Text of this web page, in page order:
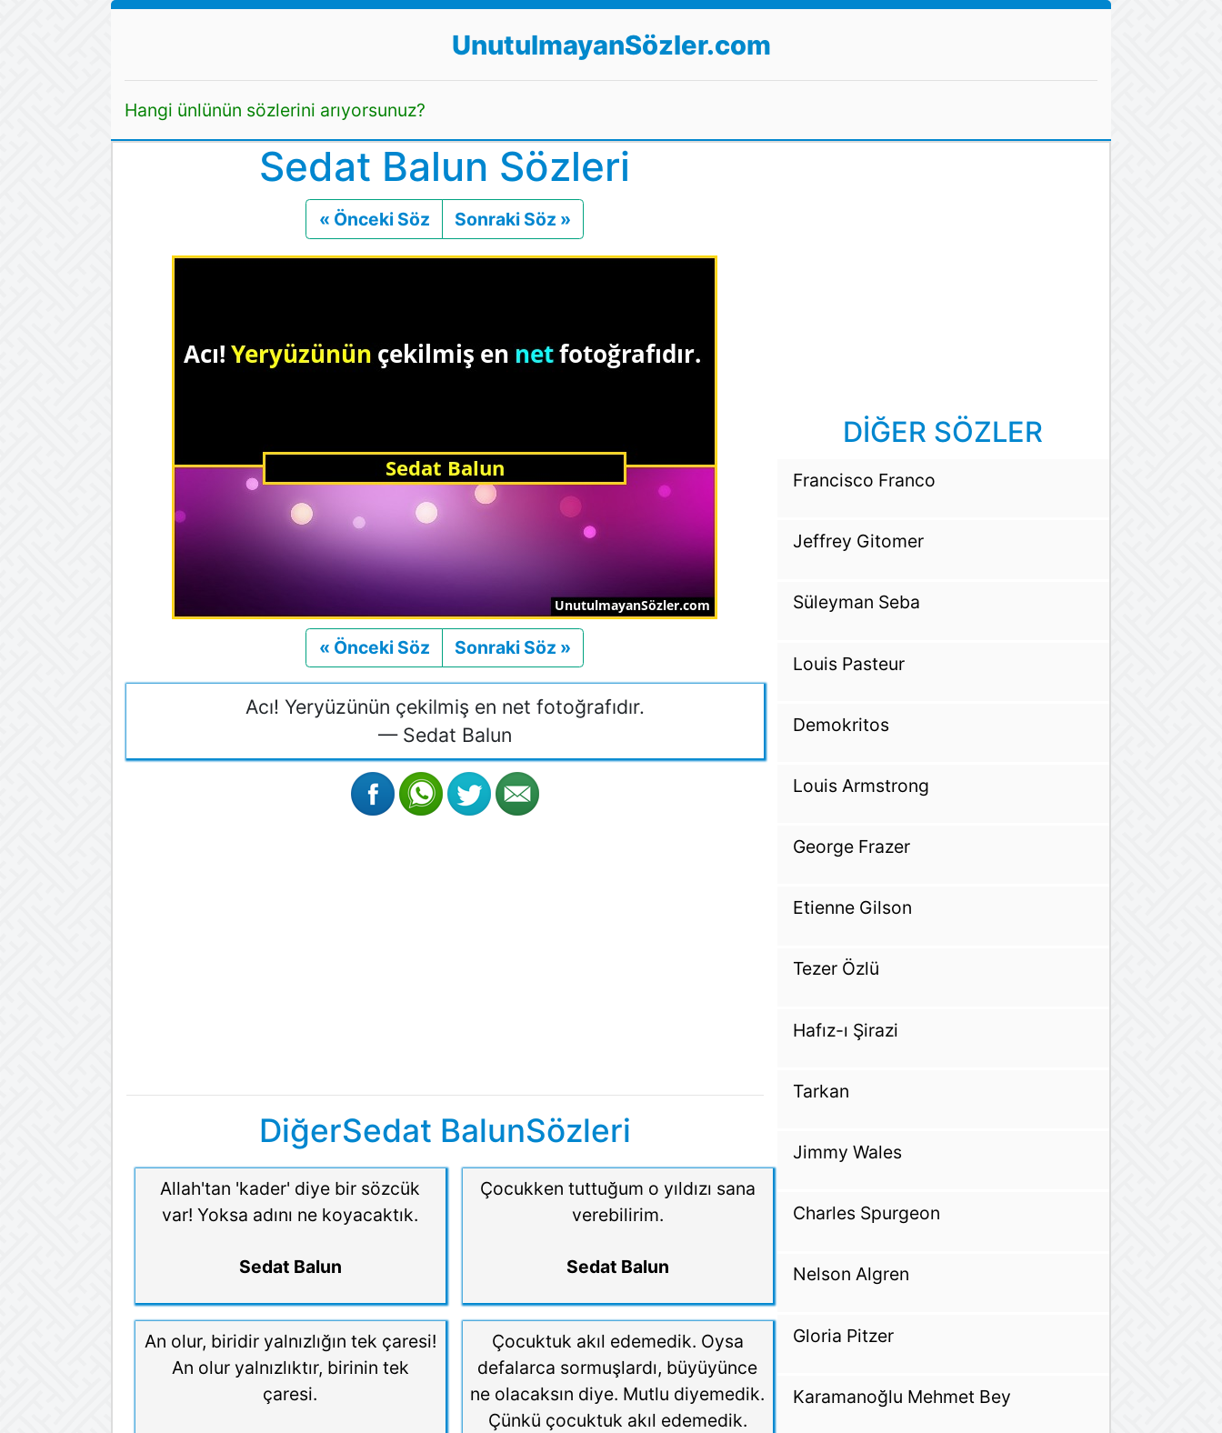
UnutulmayanSözler.com
Hangi ünlünün sözlerini arıyorsunuz?
Sedat Balun Sözleri
« Önceki Söz Önceki
Sonraki Söz »
« Önceki Söz Önceki
Sonraki Söz »
Acı! Yeryüzünün çekilmiş en net fotoğrafıdır.
— Sedat Balun
DiğerSedat BalunSözleri
Allah'tan 'kader' diye bir sözcük
var! Yoksa adını ne koyacaktık.
Sedat Balun
An olur, biridir yalnızlığın tek çaresi!
An olur yalnızlıktır, birinin tek
çaresi.
Çocukken tuttuğum o yıldızı sana
verebilirim.
Sedat Balun
Çocuktuk akıl edemedik. Oysa
defalarca sormuşlardı, büyüyünce
ne olacaksın diye. Mutlu diyemedik.
Çünkü çocuktuk akıl edemedik.
DİĞER SÖZLER
Francisco Franco
Jeffrey Gitomer
Süleyman Seba
Louis Pasteur
Demokritos
Louis Armstrong
George Frazer
Etienne Gilson
Tezer Özlü
Hafız-ı Şirazi
Tarkan
Jimmy Wales
Charles Spurgeon
Nelson Algren
Gloria Pitzer
Karamanoğlu Mehmet Bey